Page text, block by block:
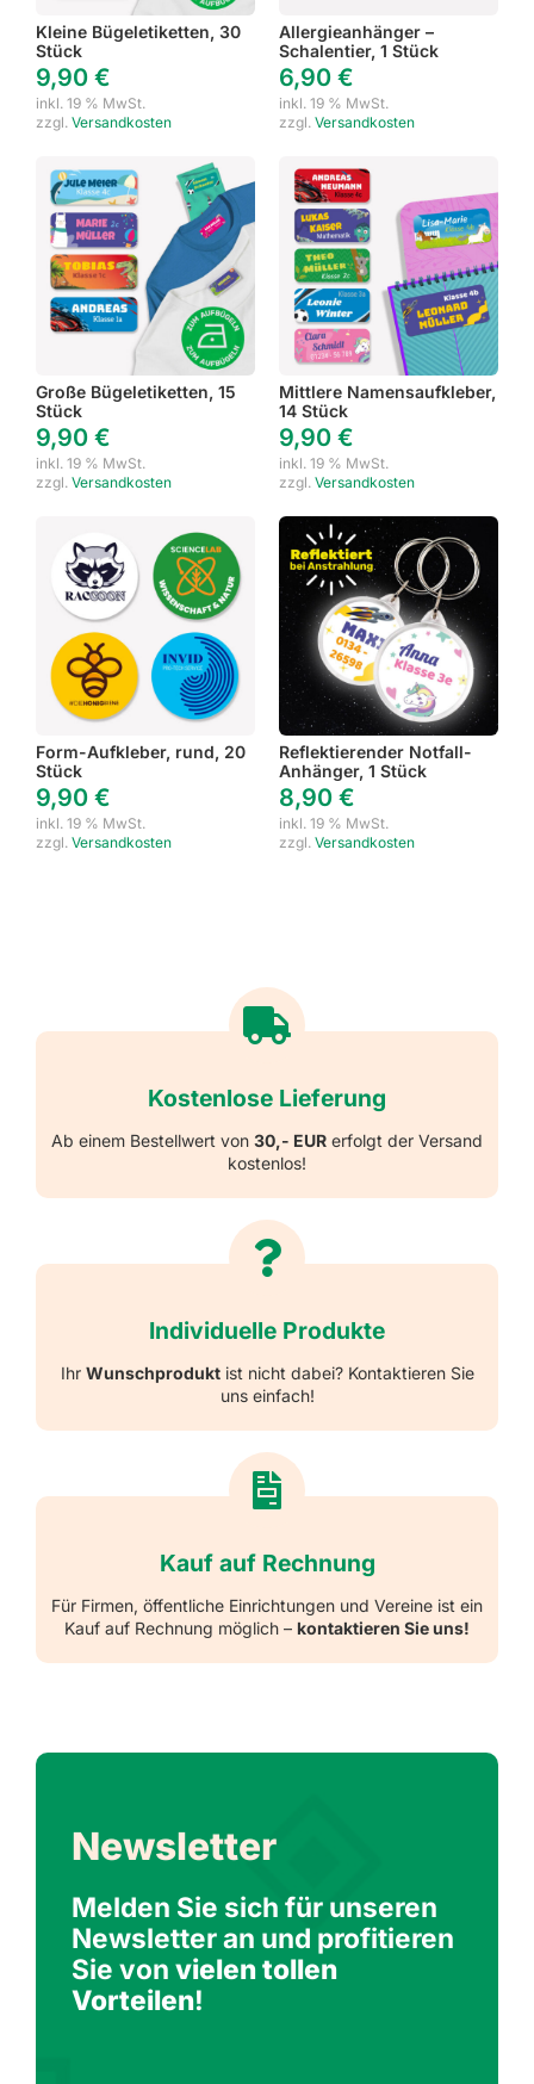
Kleine Bügeletiketten, 30
Stück
9,90 €
inkl. 19 % MwSt.
zzgl. Versandkosten
Allergieanhänger –
Schalentier, 1 Stück
6,90 €
inkl. 19 % MwSt.
zzgl. Versandkosten
Große Bügeletiketten, 15
Stück
9,90 €
inkl. 19 % MwSt.
zzgl. Versandkosten
Mittlere Namensaufkleber,
14 Stück
9,90 €
inkl. 19 % MwSt.
zzgl. Versandkosten
Form-Aufkleber, rund, 20
Stück
9,90 €
inkl. 19 % MwSt.
zzgl. Versandkosten
Reflektierender Notfall-
Anhänger, 1 Stück
8,90 €
inkl. 19 % MwSt.
zzgl. Versandkosten
Kostenlose Lieferung
Ab einem Bestellwert von 30,- EUR erfolgt der Versand
kostenlos!
Individuelle Produkte
Ihr Wunschproduktist nicht dabei? Kontaktieren Sie
uns einfach!
Kauf auf Rechnung
Für Firmen, öffentliche Einrichtungen und Vereine ist ein
Kauf auf Rechnung möglich – kontaktieren Sie uns!
Newsletter
Melden Sie sich für unseren
Newsletter an und profitieren
Sie von vielen tollen
Vorteilen!